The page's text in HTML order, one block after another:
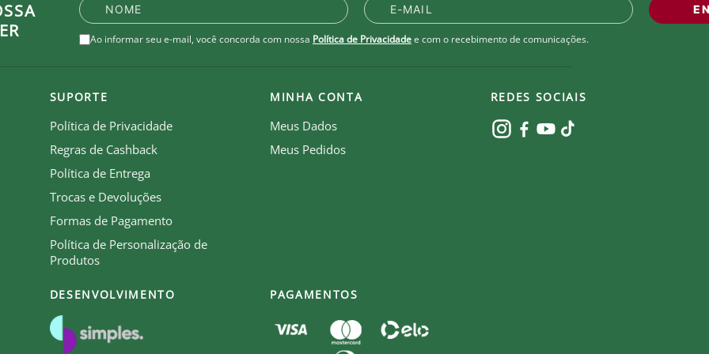
recebe royalties com a venda de cada produto.
Ao informar seu e-mail, você concorda com nossa Política de Privacidadee com o recebimento de comunicações.
SUPORTE
Política de Privacidade
Regras de Cashback
Política de Entrega
Trocas e Devoluções
Formas de Pagamento
Política de Personalização de
Produtos
MINHA CONTA
Meus Dados
Meus Pedidos
REDES SOCIAIS
DESENVOLVIMENTO PAGAMENTOS